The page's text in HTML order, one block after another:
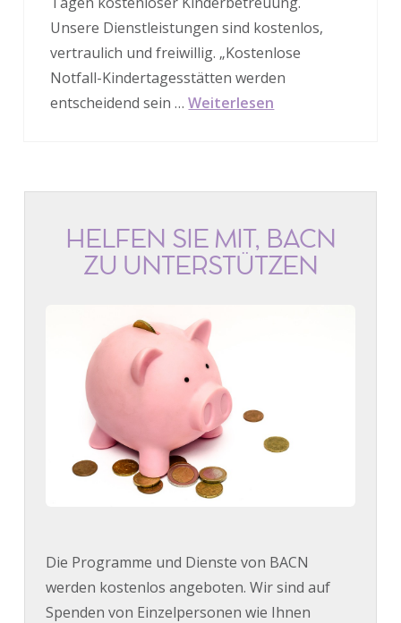
Unsere Dienstleistungen sind kostenlos,
vertraulich und freiwillig. „Kostenlose
Notfall-Kindertagesstätten werden
entscheidend sein …Weiterlesen
HELFEN SIE MIT, BACN
ZU UNTERSTÜTZEN
Die Programme und Dienste von BACN
werden kostenlos angeboten. Wir sind auf
Spenden von Einzelpersonen wie Ihnen